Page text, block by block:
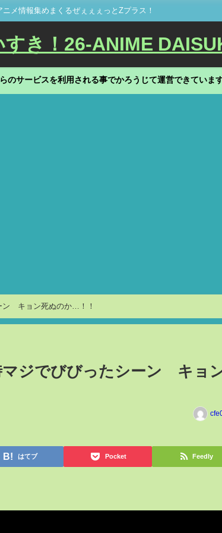
メ情報集めまくるぜぇぇぇっとZプラス！
き！26-ANIME
サービスを利用される事でかろうじて運営できていま
ン キョン死ぬのか…！！
マジでびびったシーン キョ
はてブ Pocket Feedly